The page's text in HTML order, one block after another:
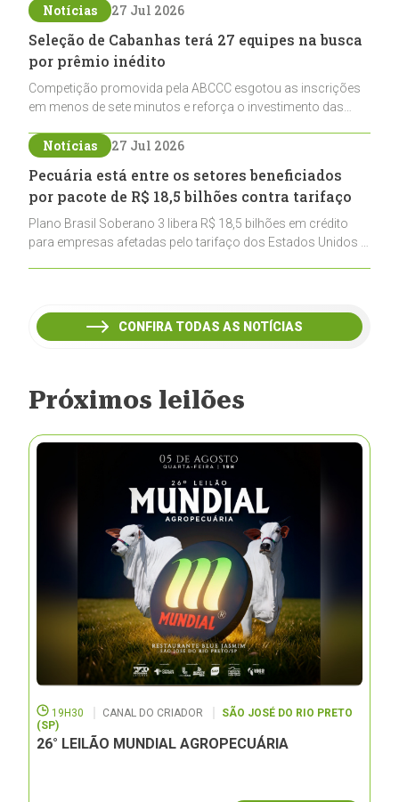
pecuária nacional
Notícias 27 Jul 2026
Seleção de Cabanhas terá 27 equipes na busca
por prêmio inédito
Competição promovida pela ABCCC esgotou as inscrições
em menos de sete minutos e reforça o investimento das
ao laço
Notícias 27 Jul 2026
Pecuária está entre os setores beneficiados
por pacote de R$ 18,5 bilhões contra tarifaço
Plano Brasil Soberano 3 libera R$ 18,5 bilhões em crédito
para empresas afetadas pelo tarifaço dos Estados Unidos e
CONFIRA TODAS AS NOTÍCIAS
Próximos leilões
19H30 CANAL DO CRIADOR
SÃO JOSÉ DO RIO PRETO
(SP)
26° LEILÃO MUNDIAL AGROPECUÁRIA